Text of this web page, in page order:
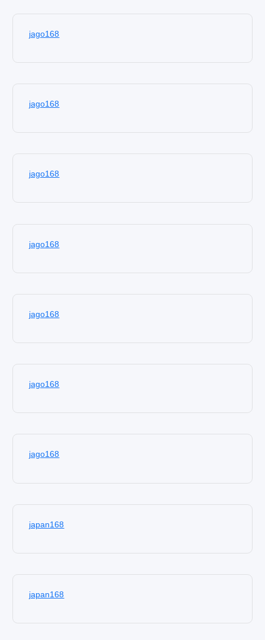
jago168
jago168
jago168
jago168
jago168
jago168
jago168
japan168
japan168